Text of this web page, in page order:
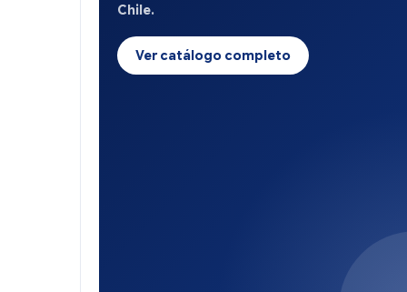
Chile.
Ver catálogo completo